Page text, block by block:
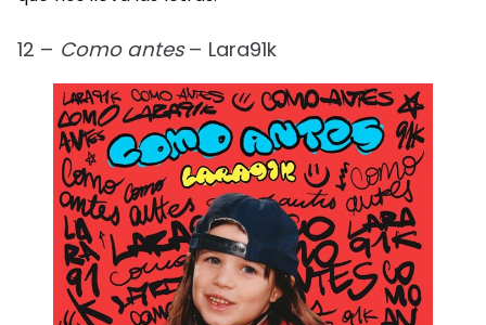
12 – Como antes– Lara91k